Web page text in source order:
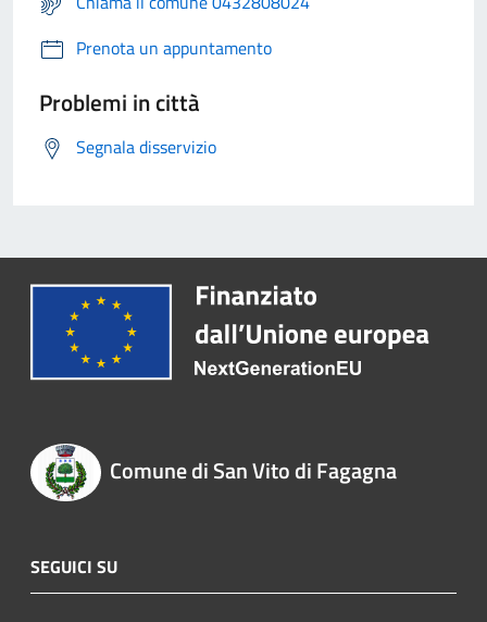
Prenota un appuntamento
Problemi in città
Segnala disservizio
Comune di San Vito di Fagagna
SEGUICI SU